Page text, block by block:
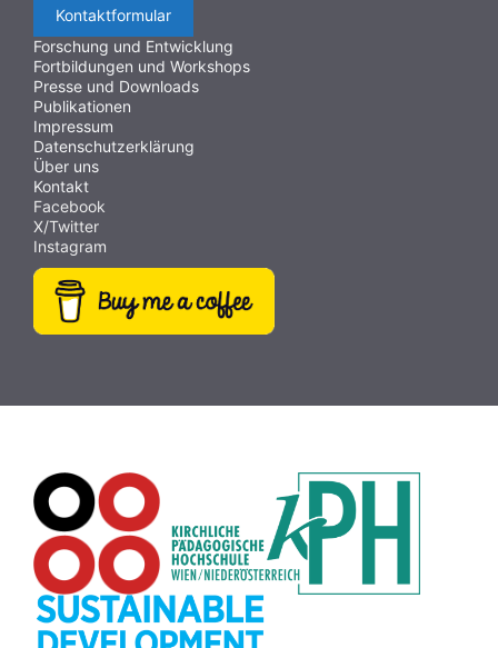
Kontaktformular
Forschung und Entwicklung
Fortbildungen und Workshops
Presse und Downloads
Publikationen
Impressum
Datenschutzerklärung
Über uns
Kontakt
Facebook
X/Twitter
Instagram